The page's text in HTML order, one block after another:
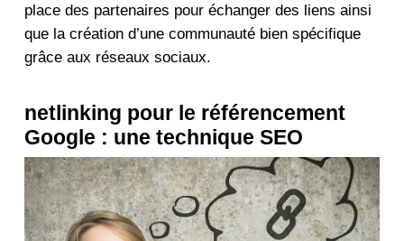
place des partenaires pour échanger des liens ainsi
que la création d’une communauté bien spécifique
grâce aux réseaux sociaux.
netlinking pour le référencement
Google : une technique SEO